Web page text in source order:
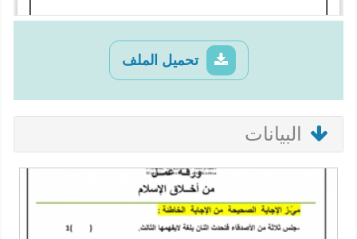
تحميل الملف
البيانات